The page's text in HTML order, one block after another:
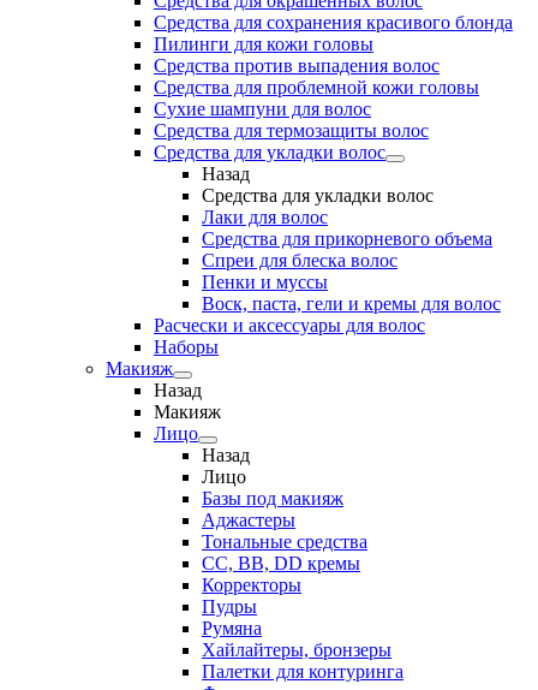
Средства для сохранения красивого блонда
Пилинги для кожи головы
Средства против выпадения волос
Средства для проблемной кожи головы
Сухие шампуни для волос
Средства для термозащиты волос
Средства для укладки волос
Назад
Средства для укладки волос
Лаки для волос
Средства для прикорневого объема
Спреи для блеска волос
Пенки и муссы
Воск, паста, гели и кремы для волос
Расчески и аксессуары для волос
Наборы
Макияж
Назад
Макияж
Лицо
Назад
Лицо
Базы под макияж
Аджастеры
Тональные средства
CC, BB, DD кремы
Корректоры
Пудры
Румяна
Хайлайтеры, бронзеры
Палетки для контуринга